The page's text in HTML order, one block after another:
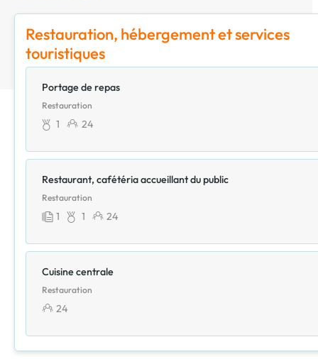
Restauration, hébergement et services
touristiques
Portage de repas
Restauration
1 24
Restaurant, cafétéria accueillant du public
Restauration
1 1 24
Cuisine centrale
Restauration
24